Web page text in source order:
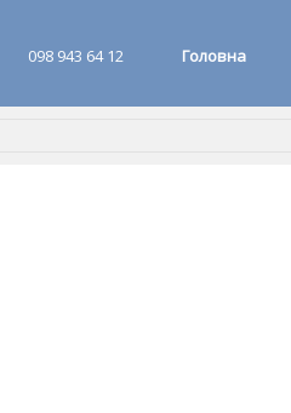
098 943 64 12 Головна